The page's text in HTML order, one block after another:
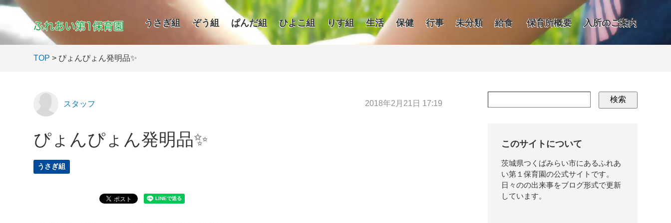
うさぎ組 ぞう組 ぱんだ組 ひよこ組 りす組 生活 保健 行事 未分類 給食 保育所概要 入所のご案内
TOP > ぴょんぴょん発明品✨
スタッフ 2018年2月21日 17:19
ぴょんぴょん発明品✨
うさぎ組
検索
このサイトについて
茨城県つくばみらい市にあるふれあ
い第１保育園の公式サイトです。
日々のの出来事をブログ形式で更新
しています。